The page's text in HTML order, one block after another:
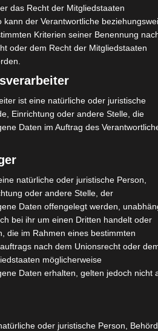
das Recht der Mitgliedstaaten
kann der Verantwortliche
Kriterien seiner Benennung
oder dem Recht der Mitgliedstaaten
ist eine natürliche oder juristische
Einrichtung oder andere Stelle, die
Daten im Auftrag des
natürliche oder juristische Person,
oder andere Stelle, der
Daten offengelegt werden,
bei ihr um einen Dritten handelt oder
die im Rahmen eines bestimmten
nach dem Unionsrecht oder
möglicherweise
Daten erhalten, gelten jedoch nicht
oder juristische Person,